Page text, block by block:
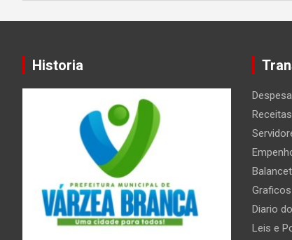
Post
Historia
Receitas
Graficos
Diario
Leis e